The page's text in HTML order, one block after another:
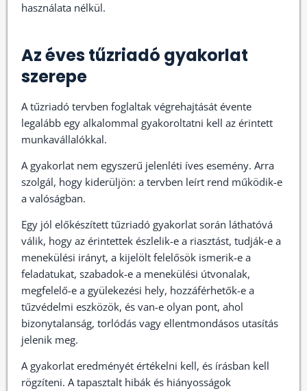
használata nélkül.
Az éves tűzriadó gyakorlat
szerepe
A tűzriadó tervben foglaltak végrehajtását évente
legalább egy alkalommal gyakoroltatni kell az érintett
munkavállalókkal.
A gyakorlat nem egyszerű jelenléti íves esemény. Arra
szolgál, hogy kiderüljön: a tervben leírt rend működik-e
a valóságban.
Egy jól előkészített tűzriadó gyakorlat során láthatóvá
válik, hogy az érintettek észlelik-e a riasztást, tudják-e a
menekülési irányt, a kijelölt felelősök ismerik-e a
feladatukat, szabadok-e a menekülési útvonalak,
megfelelő-e a gyülekezési hely, hozzáférhetők-e a
tűzvédelmi eszközök, és van-e olyan pont, ahol
bizonytalanság, torlódás vagy ellentmondásos utasítás
jelenik meg.
A gyakorlat eredményét értékelni kell, és írásban kell
rögzíteni. A tapasztalt hibák és hiányosságok